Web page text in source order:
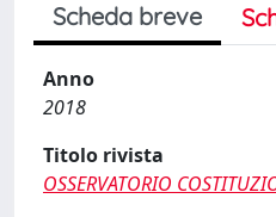
Scheda breve
Anno
2018
Titolo rivista
OSSERVATORIO